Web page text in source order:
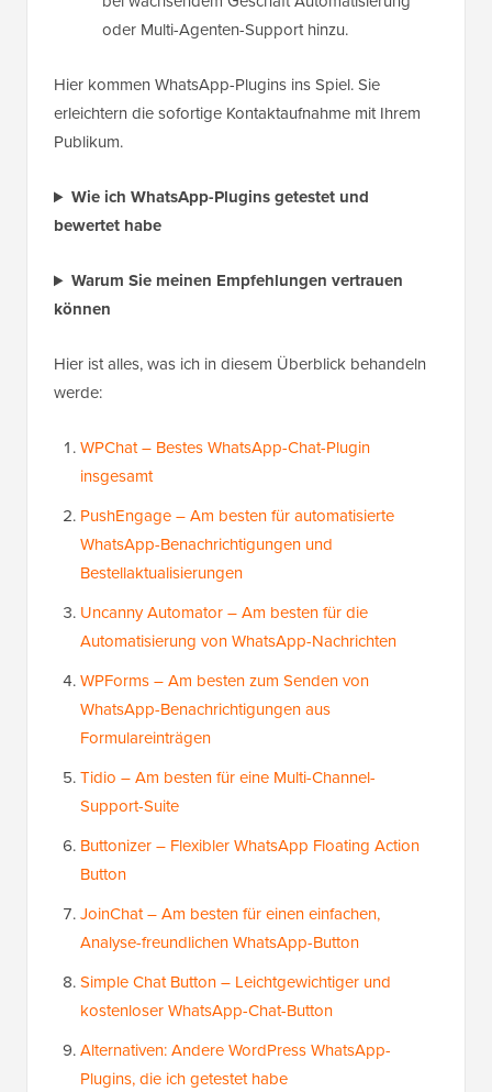
oder Multi-Agenten-Support hinzu.
Hier kommen WhatsApp-Plugins ins Spiel. Sie
erleichtern die sofortige Kontaktaufnahme mit Ihrem
Publikum.
Wie ich WhatsApp-Plugins getestet und
bewertet habe
Warum Sie meinen Empfehlungen vertrauen
können
Hier ist alles, was ich in diesem Überblick behandeln
werde:
WPChat – Bestes WhatsApp-Chat-Plugin
insgesamt
PushEngage – Am besten für automatisierte
WhatsApp-Benachrichtigungen und
Bestellaktualisierungen
Uncanny Automator – Am besten für die
Automatisierung von WhatsApp-Nachrichten
WPForms – Am besten zum Senden von
WhatsApp-Benachrichtigungen aus
Formulareinträgen
Tidio – Am besten für eine Multi-Channel-
Support-Suite
Buttonizer – Flexibler WhatsApp Floating Action
Button
JoinChat – Am besten für einen einfachen,
Analyse-freundlichen WhatsApp-Button
Simple Chat Button – Leichtgewichtiger und
kostenloser WhatsApp-Chat-Button
Alternativen: Andere WordPress WhatsApp-
Plugins, die ich getestet habe